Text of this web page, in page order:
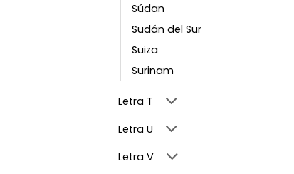
Súdan
Sudán del Sur
Suiza
Surinam
Letra T
Letra U
Letra V